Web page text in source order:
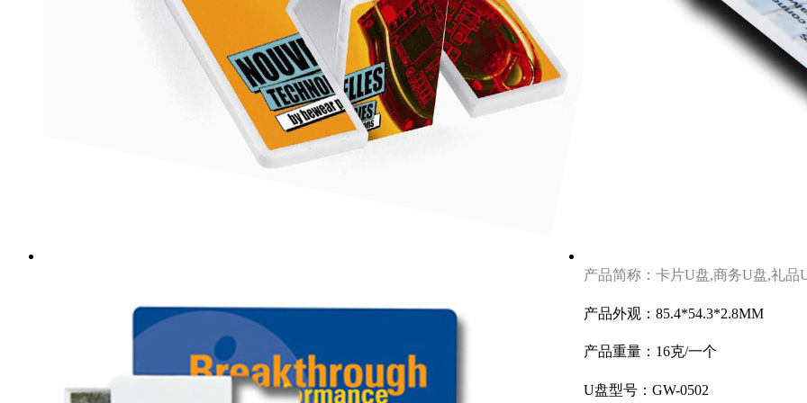
产品简称：卡片U盘,商务U盘,礼品
产品外观：85.4*54.3*2.8MM
产品重量：16克/一个
U盘型号：GW-0502